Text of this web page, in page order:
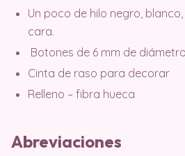
Un poco de hilo negro,
cara.
Botones de 6 mm de diámetro
Cinta de raso para decorar
Relleno – fibra hueca
Abreviaciones